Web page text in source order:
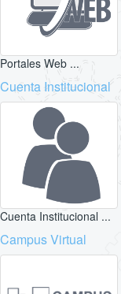
Portales Web ...
Cuenta Institucional
Cuenta Institucional ...
Campus Virtual